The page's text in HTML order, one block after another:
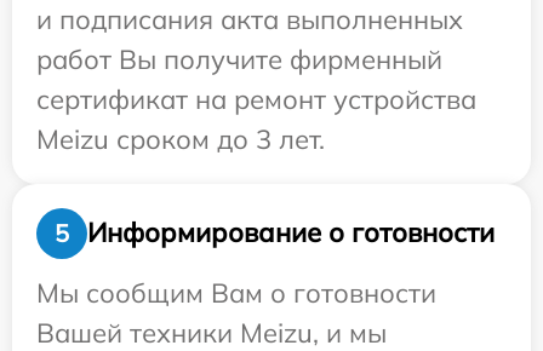
и подписания акта выполненных
работ Вы получите фирменный
сертификат на ремонт устройства
Meizu сроком до 3 лет.
5
Информирование о готовности
Мы сообщим Вам о готовности
Вашей техники Meizu, и мы